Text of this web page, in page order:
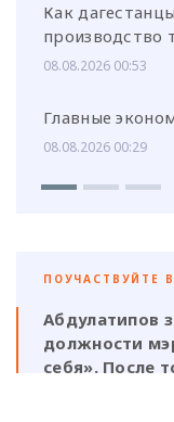
Как
производство
08.08.2026 00:53
Главные
08.08.2026 00:29
ПОУЧАСТВУЙТЕ
Абдулатипов
должности
себя». После